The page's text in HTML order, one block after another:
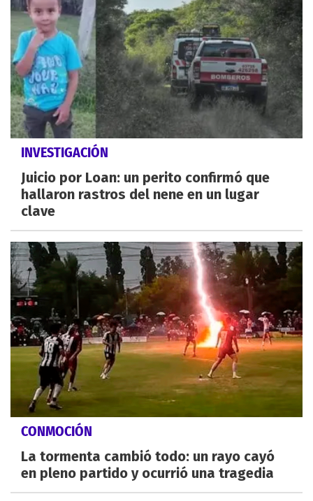
INVESTIGACIÓN
Juicio por Loan: un perito confirmó que
hallaron rastros del nene en un lugar
clave
CONMOCIÓN
La tormenta cambió todo: un rayo cayó
en pleno partido y ocurrió una tragedia